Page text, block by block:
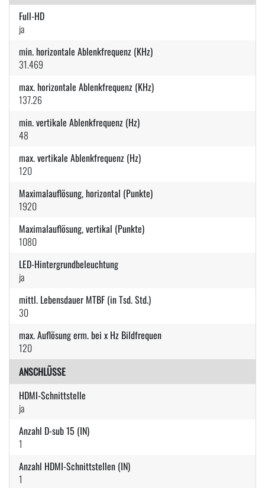
Full-HD
ja
min. horizontale Ablenkfrequenz (KHz)
31.469
max. horizontale Ablenkfrequenz (KHz)
137.26
min. vertikale Ablenkfrequenz (Hz)
48
max. vertikale Ablenkfrequenz (Hz)
120
Maximalauflösung, horizontal (Punkte)
1920
Maximalauflösung, vertikal (Punkte)
1080
LED-Hintergrundbeleuchtung
ja
mittl. Lebensdauer MTBF (in Tsd. Std.)
30
max. Auflösung erm. bei x Hz Bildfrequen
120
ANSCHLÜSSE
HDMI-Schnittstelle
ja
Anzahl D-sub 15 (IN)
1
Anzahl HDMI-Schnittstellen (IN)
1